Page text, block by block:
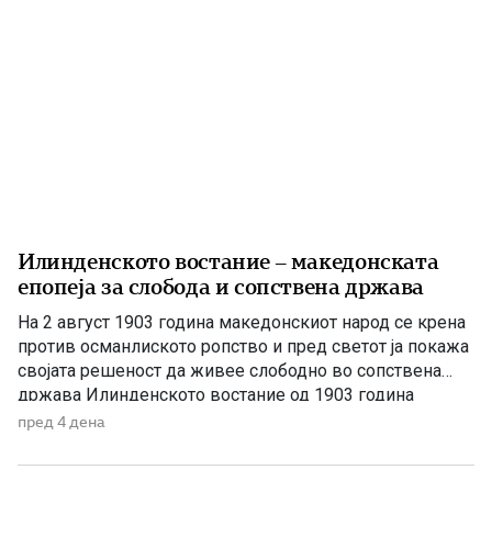
Илинденското востание – македонската
епопеја за слобода и сопствена држава
На 2 август 1903 година македонскиот народ се крена
против османлиското ропство и пред светот ја покажа
својата решеност да живее слободно во сопствена
држава Илинденското востание од 1903 година
претставува еден од најсветлите и најзначајните
било ненадеен и изолиран бунт, туку врв на
пред 4 дена